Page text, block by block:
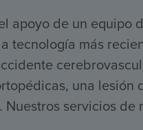
apoyo de un equipo
tecnología más
una
Nuestros servicios